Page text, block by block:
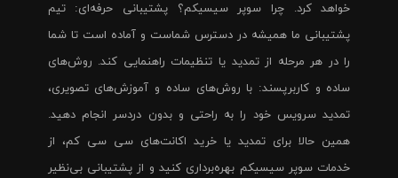
خواهد کرد. چرا سوپر سیسیکم؟ پشتیبانی حرفه‌ای: تیم
پشتیبانی ما همیشه در دسترس شماست و آماده است تا شما
را در هر مرحله از تمدید یا تنظیمات راهنمایی کند. روش‌های
ساده و کاربرپسند: با روش‌های ساده و آموزش‌های تصویری،
تمدید سرویس خود را به راحتی و بدون دردسر انجام دهید.
همین حالا برای تمدید یا خرید اکانت‌های سی سی کم، از
خدمات سوپر سیسیکم بهره‌برداری کنید و از پشتیبانی بی‌نظیر